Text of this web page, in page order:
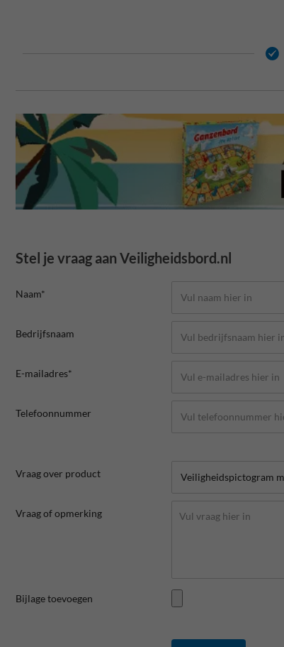
Stel je vraag aan Veiligheidsbord.nl
Naam*
Bedrijfsnaam
E-mailadres*
Telefoonnummer
Vraag over product
Vraag of opmerking
Bijlage toevoegen